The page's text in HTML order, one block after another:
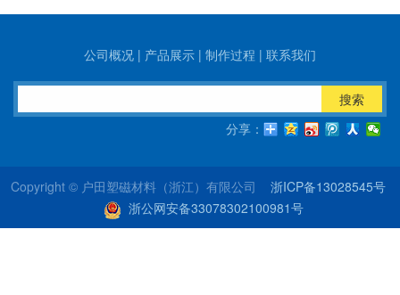
公司概况 | 产品展示 | 制作过程 | 联系我们
搜索
分享：
Copyright © 户田塑磁材料（浙江）有限公司 浙ICP备13028545号
浙公网安备33078302100981号